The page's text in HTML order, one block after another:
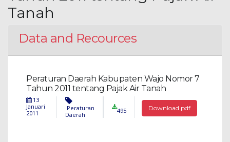
Tanah
Data and Recources
Peraturan Daerah Kabupaten Wajo Nomor 7
Tahun 2011 tentang Pajak Air Tanah
Download pdf
13
Januari
2011
Peraturan
Daerah
495